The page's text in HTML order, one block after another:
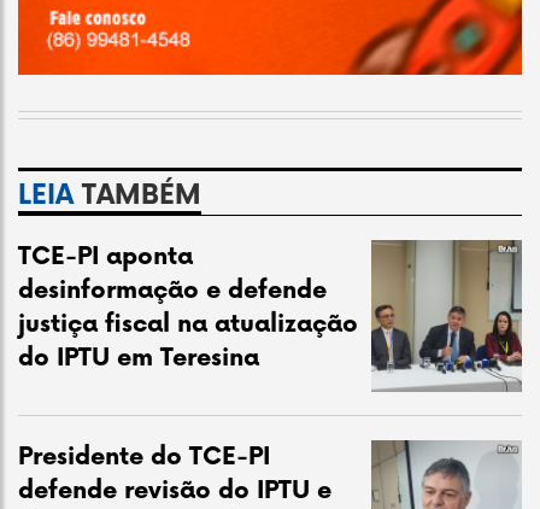
LEIATAMBÉM
TCE-PI aponta
desinformação e defende
justiça fiscal na atualização
do IPTU em Teresina
Presidente do TCE-PI
defende revisão do IPTU e